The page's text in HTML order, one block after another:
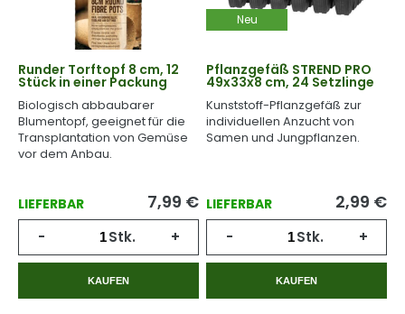
Runder Torftopf 8 cm, 12
Stück in einer Packung
Biologisch abbaubarer
Blumentopf, geeignet für die
Transplantation von Gemüse
vor dem Anbau.
LIEFERBAR 7,99 €
- Stk. +
KAUFEN
Neu
Pflanzgefäß STREND PRO
49x33x8 cm, 24 Setzlinge
Kunststoff-Pflanzgefäß zur
individuellen Anzucht von
Samen und Jungpflanzen.
LIEFERBAR 2,99 €
- Stk. +
KAUFEN